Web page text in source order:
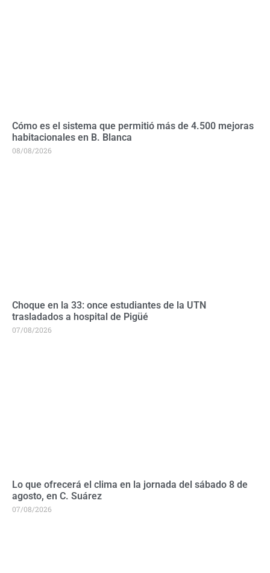
Cómo es el sistema que permitió más de 4.500 mejoras
habitacionales en B. Blanca
08/08/2026
Choque en la 33: once estudiantes de la UTN
trasladados a hospital de Pigüé
07/08/2026
Lo que ofrecerá el clima en la jornada del sábado 8 de
agosto, en C. Suárez
07/08/2026